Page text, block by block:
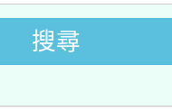
搜尋